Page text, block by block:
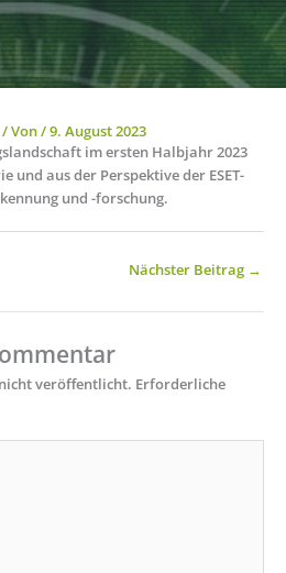
/ Von/9. August 2023
im ersten Halbjahr 2023
und aus der Perspektive der ESET-
und -forschung.
Nächster Beitrag →
veröffentlicht. Erforderliche